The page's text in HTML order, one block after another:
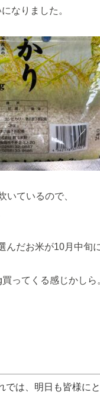
なりました。
いているので、
んだお米が10月中旬
ってくる感じかしら
では、明日も皆様に